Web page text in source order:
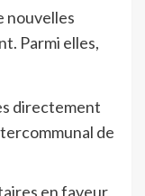
nouvelles
Parmi elles,
directement
de
en faveur